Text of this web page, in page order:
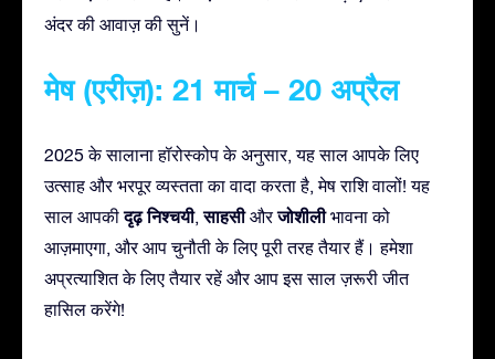
अंदर की आवाज़ की सुनें।
मेष (एरीज़): 21 मार्च – 20 अप्रैल
2025 के सालाना हॉरोस्कोप के अनुसार, यह साल आपके लिए
उत्साह और भरपूर व्यस्तता का वादा करता है, मेष राशि वालों! यह
साल आपकीदृढ़ निश्चयी,साहसीऔरजोशीलीभावना को
आज़माएगा, और आप चुनौती के लिए पूरी तरह तैयार हैं। हमेशा
अप्रत्याशित के लिए तैयार रहें और आप इस साल ज़रूरी जीत
हासिल करेंगे!